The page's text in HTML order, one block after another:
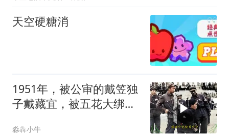
天空硬糖消
1951年，被公审的戴笠独
子戴藏宜，被五花大绑仍
淼犇小牛